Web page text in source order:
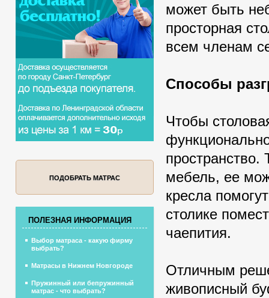
может быть
просторная
всем членам
Способы
Чтобы
мебель, ее
кресла
столике
чаепития.
Отличным
живописный
ПОДОБРАТЬ МАТРАС
ПОЛЕЗНАЯ ИНФОРМАЦИЯ
Выбор матраса - какую фирму
выбрать?
Матрасы в Нижнем Новгороде
Пружинный или бепружинный
матрас - что выбрать?